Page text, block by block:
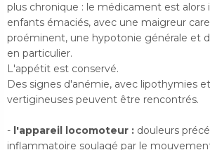
plus chronique : le médicament est alors
enfants émaciés, avec une maigreur
proéminent, une hypotonie générale et
en particulier.
L'appétit est conservé.
Des signes d'anémie, avec lipothymies
vertigineuses peuvent être rencontrés.
- l'appareil locomoteur : douleurs
inflammatoire soulagé par le